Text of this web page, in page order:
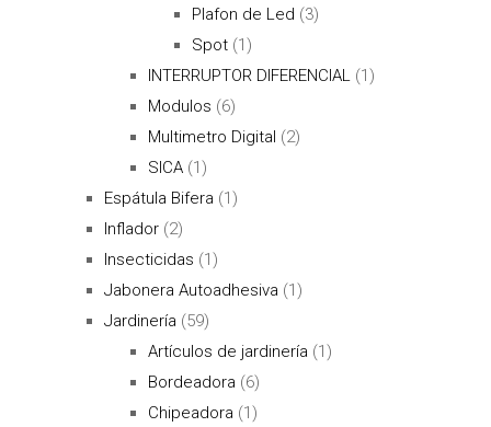
Plafon de Led (3)
Spot (1)
INTERRUPTOR DIFERENCIAL
(1)
Modulos (6)
Multimetro Digital (2)
SICA (1)
Espátula Bifera (1)
Inflador (2)
Insecticidas (1)
Jabonera Autoadhesiva (1)
Jardinería (59)
Artículos de jardinería (1)
Bordeadora (6)
Chipeadora (1)